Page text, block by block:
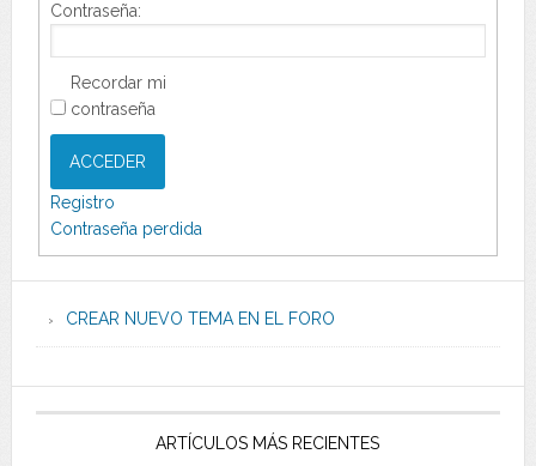
Contraseña:
Recordar mi
contraseña
ACCEDER
Registro
Contraseña perdida
CREAR NUEVO TEMA EN EL FORO
ARTÍCULOS MÁS RECIENTES